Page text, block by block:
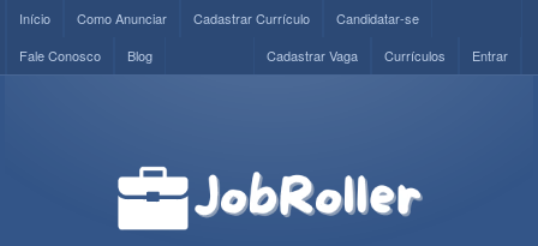
Início Como Anunciar Cadastrar Currículo
Candidatar-se
Fale Conosco
Blog Entrar
Currículos
Cadastrar Vaga